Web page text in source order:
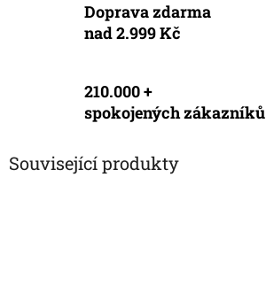
Doprava zdarma
nad 2.999 Kč
210.000 +
spokojených zákazníků
Související produkty